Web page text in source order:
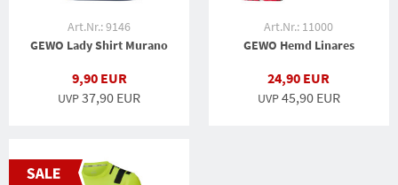
Art.Nr.: 9146
GEWO Lady Shirt Murano
9,90 EUR
UVP37,90 EUR
Art.Nr.: 11000
GEWO Hemd Linares
24,90 EUR
UVP45,90 EUR